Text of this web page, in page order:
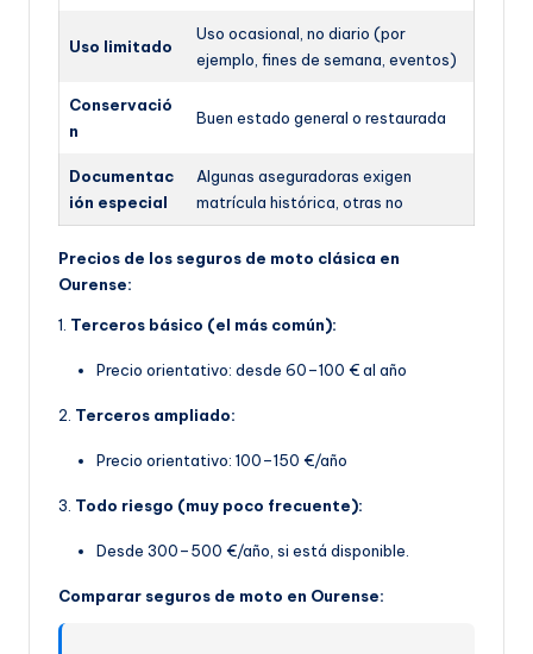
Uso limitado
Uso ocasional, no diario (por
ejemplo, fines de semana, eventos)
Conservació
n
Buen estado general o restaurada
Documentac
ión especial
Algunas aseguradoras exigen
matrícula histórica, otras no
Precios de los seguros de moto clásica en
Ourense:
1. Terceros básico (el más común):
Precio orientativo: desde 60–100 € al año
2. Terceros ampliado:
Precio orientativo: 100–150 €/año
3. Todo riesgo (muy poco frecuente):
Desde 300–500 €/año, si está disponible.
Comparar seguros de moto en Ourense: